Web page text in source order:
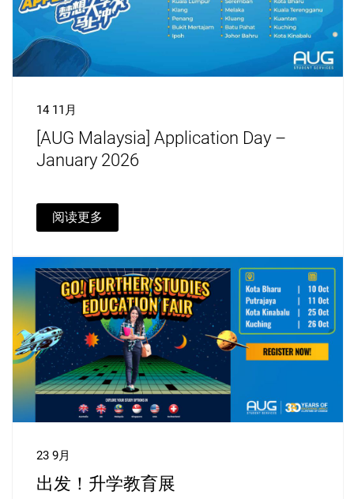
14 11月
[AUG Malaysia] Application Day –
January 2026
阅读更多
23 9月
出发！升学教育展